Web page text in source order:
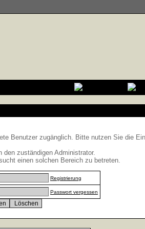
Benutzer zugänglich. Bitte nutzen Sie die
den zuständigen Administrator.
einen solchen Bereich zu betreten.
Registrierung
Passwort vergessen